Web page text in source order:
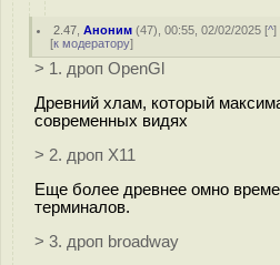
2.47 ,Аноним (47), 00:55, 02/02/2025 [^]
[к модератору]
> 1. дроп OpenGl
Древний хлам, который
современных видях
> 2. дроп X11
Еще более древнее омно
терминалов.
> 3. дроп broadway